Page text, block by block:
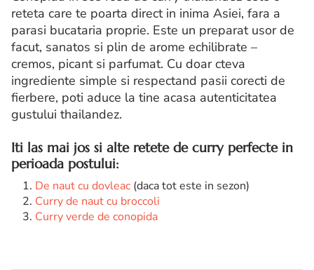
reteta care te poarta direct in inima Asiei, fara a
parasi bucataria proprie. Este un preparat usor de
facut, sanatos si plin de arome echilibrate –
cremos, picant si parfumat. Cu doar cteva
ingrediente simple si respectand pasii corecti de
fierbere, poti aduce la tine acasa autenticitatea
gustului thailandez.
Iti las mai jos si alte retete de curry perfecte in
perioada postului:
De naut cu dovleac (daca tot este in sezon)
Curry de naut cu broccoli
Curry verde de conopida